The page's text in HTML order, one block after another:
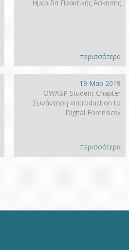
Ημερίδα Πρακτικής Άσκησης
περισσότερα
19 Μαρ 2019
OWASP Student Chapter
Συνάντηση «Introduction to
Digital Forensics»
περισσότερα